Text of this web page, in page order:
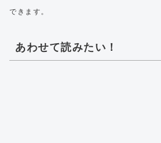
できます。
あわせて読みたい！